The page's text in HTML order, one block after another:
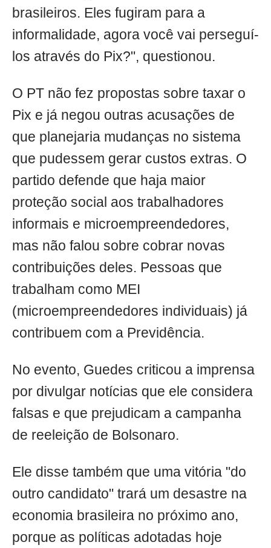
brasileiros. Eles fugiram para a
informalidade, agora você vai perseguí-
los através do Pix?", questionou.
O PT não fez propostas sobre taxar o
Pix e já negou outras acusações de
que planejaria mudanças no sistema
que pudessem gerar custos extras. O
partido defende que haja maior
proteção social aos trabalhadores
informais e microempreendedores,
mas não falou sobre cobrar novas
contribuições deles. Pessoas que
trabalham como MEI
(microempreendedores individuais) já
contribuem com a Previdência.
No evento, Guedes criticou a imprensa
por divulgar notícias que ele considera
falsas e que prejudicam a campanha
de reeleição de Bolsonaro.
Ele disse também que uma vitória "do
outro candidato" trará um desastre na
economia brasileira no próximo ano,
porque as políticas adotadas hoje